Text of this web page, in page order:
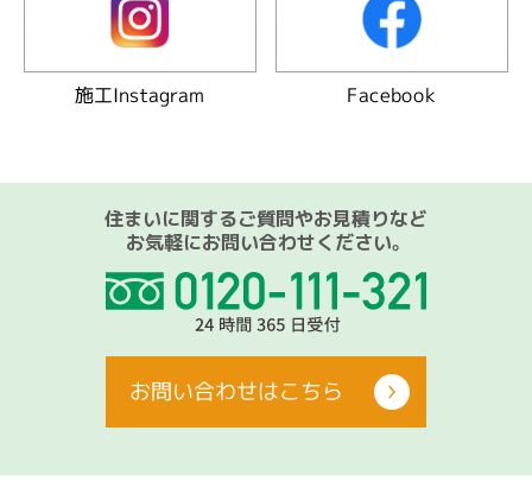
施工Instagram Facebook
住まいに関するご質問やお見積りなど
お気軽にお問い合わせください。
お問い合わせはこちら